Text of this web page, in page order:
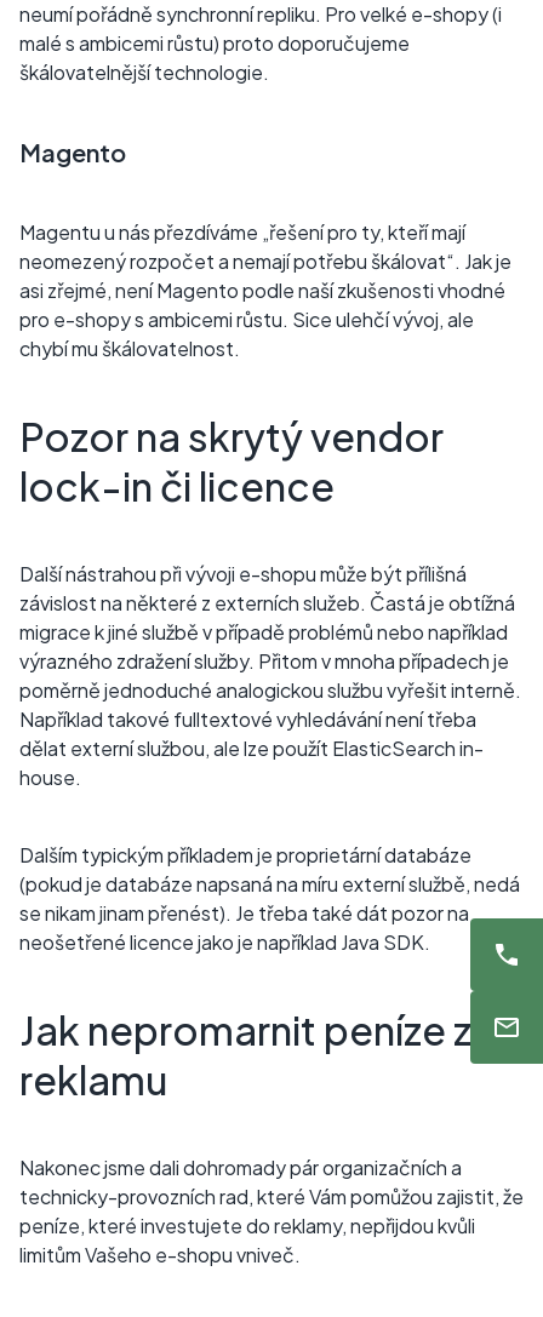
neumí pořádně synchronní repliku. Pro velké e-shopy (i
malé s ambicemi růstu) proto doporučujeme
škálovatelnější technologie.
Magento
Magentu u nás přezdíváme „řešení pro ty, kteří mají
neomezený rozpočet a nemají potřebu škálovat“. Jak je
asi zřejmé, není Magento podle naší zkušenosti vhodné
pro e-shopy s ambicemi růstu. Sice ulehčí vývoj, ale
chybí mu škálovatelnost.
Pozor na skrytý vendor
lock-in či licence
Další nástrahou při vývoji e-shopu může být přílišná
závislost na některé z externích služeb. Častá je obtížná
migrace k jiné službě v případě problémů nebo například
výrazného zdražení služby. Přitom v mnoha případech je
poměrně jednoduché analogickou službu vyřešit interně.
Například takové fulltextové vyhledávání není třeba
dělat externí službou, ale lze použít ElasticSearch in-
house.
Dalším typickým příkladem je proprietární databáze
(pokud je databáze napsaná na míru externí službě, nedá
se nikam jinam přenést). Je třeba také dát pozor na
neošetřené licence jako je například Java SDK.
Jak nepromarnit peníze za
reklamu
Nakonec jsme dali dohromady pár organizačních a
technicky-provozních rad, které Vám pomůžou zajistit, že
peníze, které investujete do reklamy, nepřijdou kvůli
limitům Vašeho e-shopu vniveč.